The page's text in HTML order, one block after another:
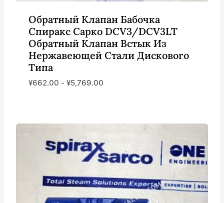
Обратный Клапан Бабочка
Спиракс Сарко DCV3/DCV3LT
Обратный Клапан Встык Из
Нержавеющей Стали Дискового
Типа
¥662.00 - ¥5,769.00